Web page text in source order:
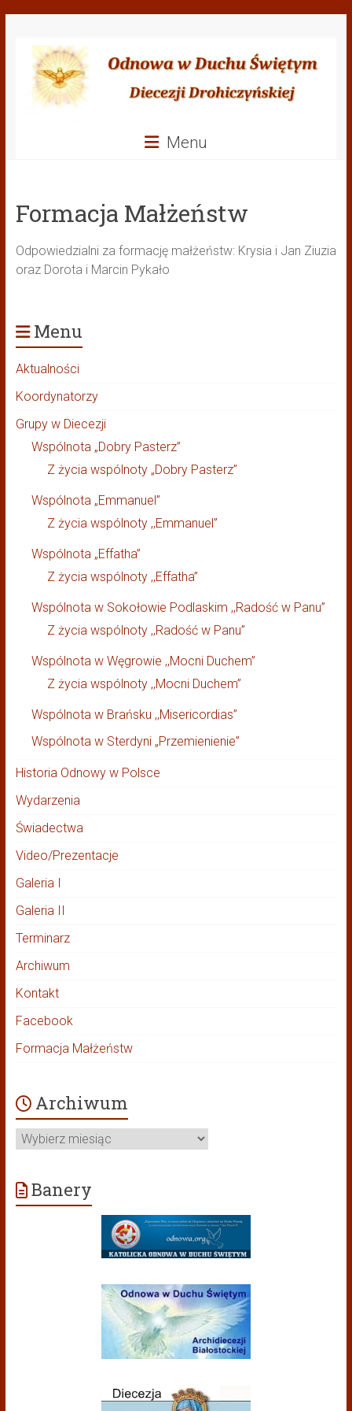
treściOdnowa
w
Duchu
Menu
Formacja Małżeństw
Odpowiedzialni za formację małżeństw: Krysia i Jan Ziuzia
oraz Dorota i Marcin Pykało
Menu
Aktualności
Koordynatorzy
Grupy w Diecezji
Wspólnota „Dobry Pasterz”
Z życia wspólnoty „Dobry Pasterz”
Wspólnota „Emmanuel”
Z życia wspólnoty ,,Emmanuel”
Wspólnota „Effatha”
Z życia wspólnoty ,,Effatha”
Wspólnota w Sokołowie Podlaskim ,,Radość w Panu”
Z życia wspólnoty ,,Radość w Panu”
Wspólnota w Węgrowie ,,Mocni Duchem”
Z życia wspólnoty ,,Mocni Duchem”
Wspólnota w Brańsku ,,Misericordias”
Wspólnota w Sterdyni „Przemienienie”
Historia Odnowy w Polsce
Wydarzenia
Świadectwa
Video/Prezentacje
Galeria I
Galeria II
Terminarz
Archiwum
Kontakt
Facebook
Formacja Małżeństw
Archiwum
Archiwum
Banery